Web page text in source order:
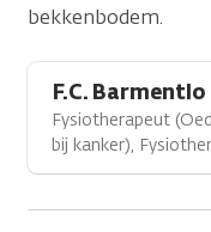
bekkenbodem.
F.C. Barmentlo
Fysiotherapeut
bij kanker),